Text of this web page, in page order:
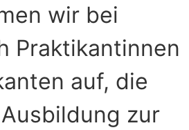
wir bei
Praktikantinnen
auf, die
zur